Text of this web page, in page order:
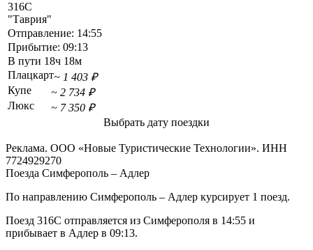
316С
"Таврия"
Отправление: 14:55
Прибытие: 09:13
В пути 18ч 18м
Плацкарт~ 1 403 ₽
Купе
~ 2 734 ₽
Люкс
~ 7 350 ₽
Выбрать дату поездки
Реклама. ООО «Новые Туристические Технологии». ИНН
7724929270
Поезда Симферополь – Адлер
По направлению Симферополь – Адлер курсирует 1 поезд.
Поезд 316С отправляется из Симферополя в 14:55 и
прибывает в Адлер в 09:13.